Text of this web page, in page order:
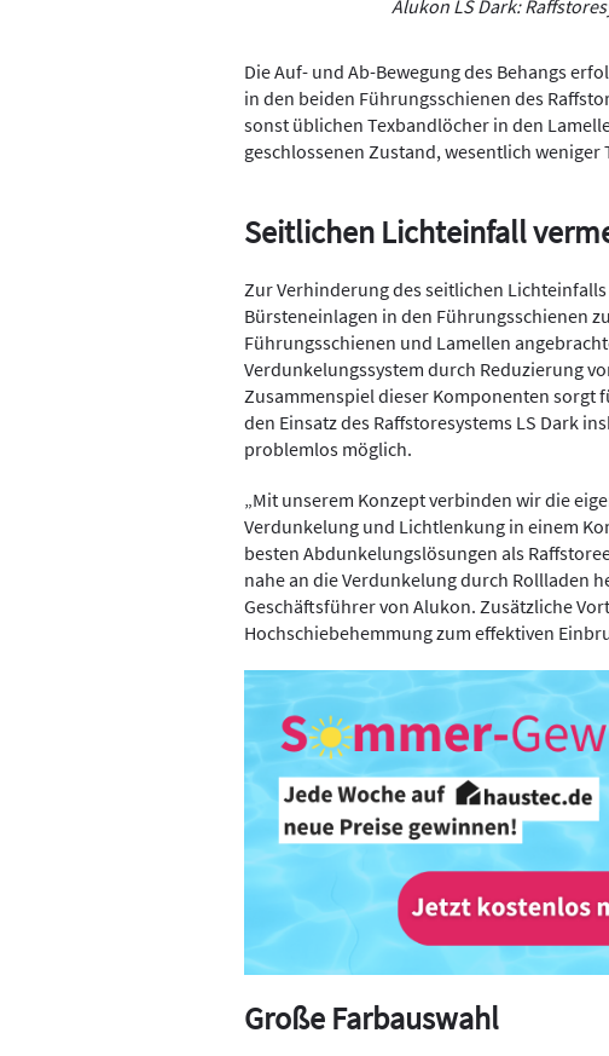
Alukon LS Dark:
Die Auf- und Ab-Bewegung des Behangs
in den beiden Führungsschienen des
sonst üblichen Texbandlöcher in den
geschlossenen Zustand, wesentlich
Seitlichen Lichteinfall
Zur Verhinderung des seitlichen
Bürsteneinlagen in den Führungsschienen
Führungsschienen und Lamellen
Verdunkelungssystem durch Reduzierung
Zusammenspiel dieser Komponenten sorgt
den Einsatz des Raffstoresystems LS Dark
problemlos möglich.
„Mit unserem Konzept verbinden wir die
Verdunkelung und Lichtlenkung in einem
besten Abdunkelungslösungen als
nahe an die Verdunkelung durch Rollladen
Geschäftsführer von Alukon. Zusätzliche
Hochschiebehemmung zum effektiven
Große Farbauswahl